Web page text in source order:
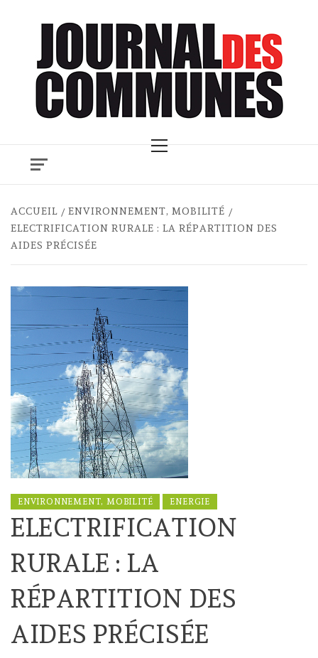
Menu
ACCUEIL
ENVIRONNEMENT, MOBILITÉ
ELECTRIFICATION RURALE : LA RÉPARTITION DES
AIDES PRÉCISÉE
ENVIRONNEMENT, MOBILITÉ ENERGIE
ELECTRIFICATION
RURALE : LA
RÉPARTITION DES
AIDES PRÉCISÉE